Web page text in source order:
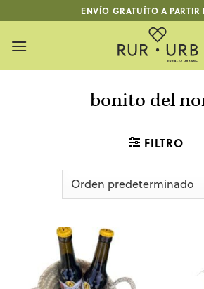
al
contenido
ENVÍO GRATUÍTO A PARTIR
bonito del
FILTRO